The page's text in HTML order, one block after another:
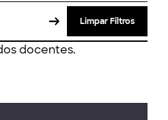
Limpar Filtros
docentes.